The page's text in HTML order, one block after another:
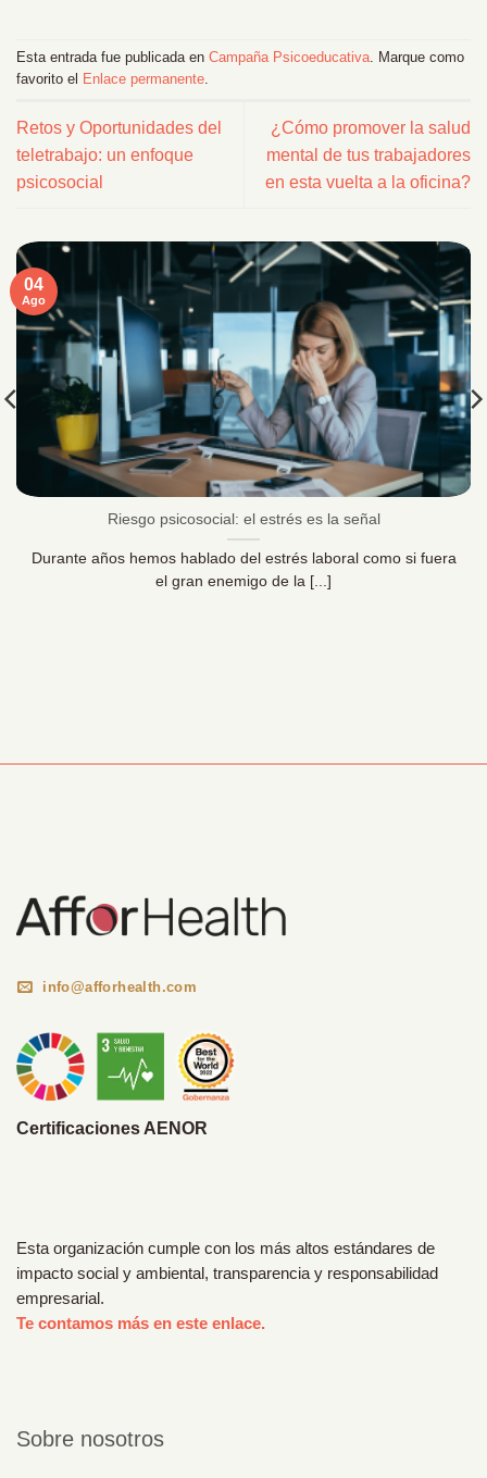
Esta entrada fue publicada en Campaña Psicoeducativa . Marque como
favorito el Enlace permanente
Retos y Oportunidades del
teletrabajo: un enfoque
psicosocial
¿Cómo promover la salud
mental de tus trabajadores
en esta vuelta a la oficina?
Riesgo psicosocial: el estrés es la señal
Durante años hemos hablado del estrés laboral como si fuera
el gran enemigo de la [...]
04
Ago
info@afforhealth.com
Certificaciones AENOR
Esta organización cumple con los más altos estándares de
impacto social y ambiental, transparencia y responsabilidad
empresarial.
Te contamos más en este enlace.
Sobre nosotros